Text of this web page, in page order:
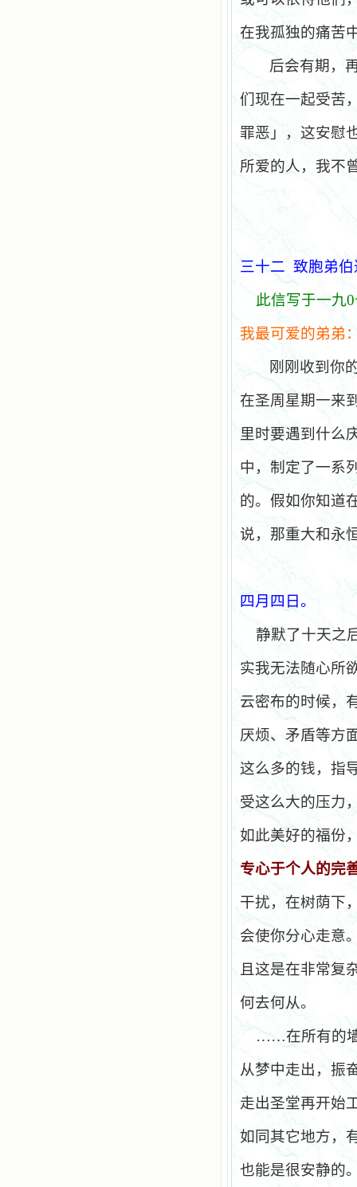
在我孤独的痛苦
后会有期，
们现在一起受苦
罪恶」，这安慰
所爱的人，我不
三十二 致胞弟伯
此信写于一九0
我最可爱的弟弟
刚刚收到你
在圣周星期一来
里时要遇到什么
中，制定了一系
的。假如你知道
说，那重大和永
四月四日。
静默了十天之
实我无法随心所
云密布的时候，
厌烦、矛盾等方
这么多的钱，指
受这么大的压力
如此美好的福份
专心于个人的完
干扰，在树荫下
会使你分心走意
且这是在非常复
何去何从。
……在所有的
从梦中走出，振
走出圣堂再开始
如同其它地方，
也能是很安静的